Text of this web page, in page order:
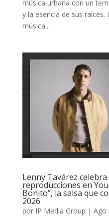
música urbana con un
y la esencia de sus
música...
Lenny Tavárez
reproducciones en
Bonito”, la salsa que
2026
por IP Media Group | Ago